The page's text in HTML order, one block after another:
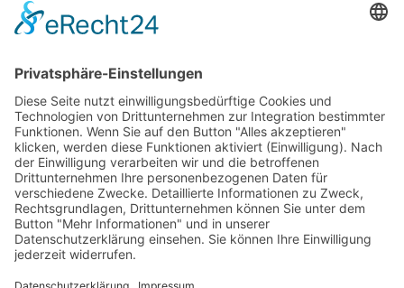
Personen
Nationale Kooperationen
L.E.V.
Nachlese
Soziales Engagement
Materialien und Links
Personen
Kontakt
ÖKOLOG/PILGRIM
Aktuelles
Materialien & Links
Landes-ARGE-Lehrer:innengesundheit